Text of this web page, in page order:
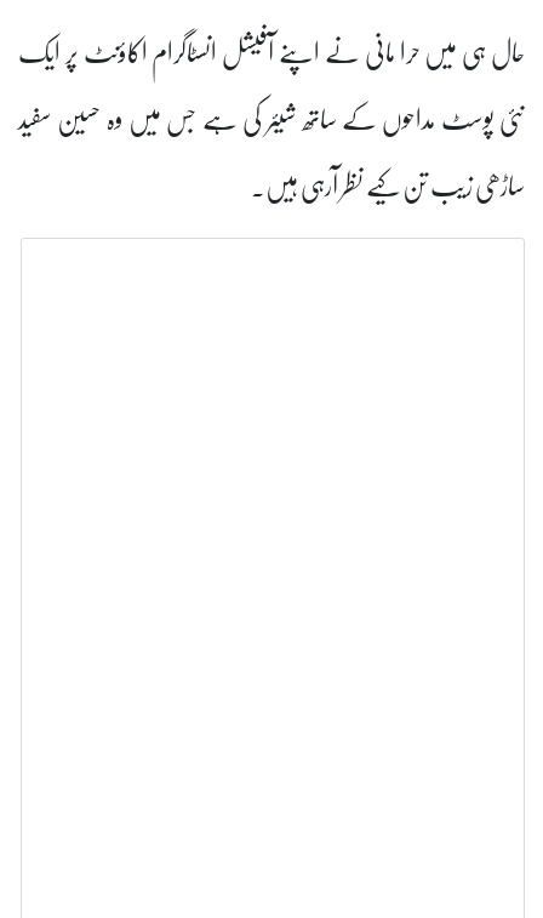
حال ہی میں حرا مانی نے اپنے آفیشل انسٹاگرام اکاؤنٹ پر ایک
نئی پوسٹ مداحوں کے ساتھ شیئر کی ہے جس میں وہ حسین سفید
ساڑھی زیب تن کیے نظر آرہی ہیں۔